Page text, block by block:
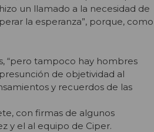
un llamado a la necesidad de
la esperanza”, porque, como
“pero tampoco hay hombres
de objetividad al
y recuerdos de las
con firmas de algunos
y el al equipo de Ciper.